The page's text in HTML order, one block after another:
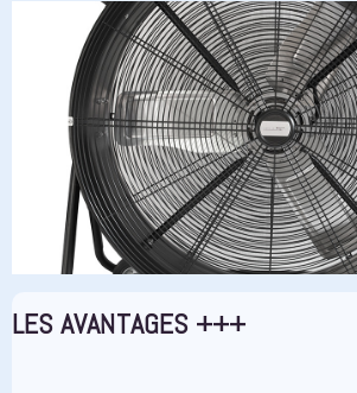
LES AVANTAGES +++